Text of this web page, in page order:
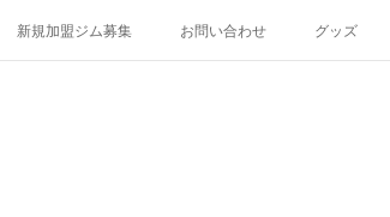
新規加盟ジム募集 お問い合わせ グッズ